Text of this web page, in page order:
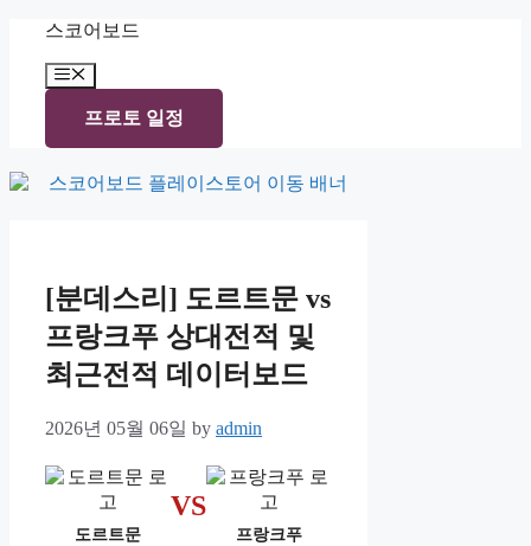
content
스코어보드
Menu
프로토 일정
[분데스리] 도르트문 vs
프랑크푸 상대전적 및
최근전적 데이터보드
2026년 05월 06일 by admin
도르트문
VS
프랑크푸